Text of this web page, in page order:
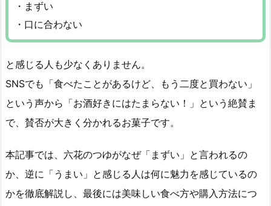
・まずい
・口に合わない
と感じる人も少なくありません。
SNSでも「食べたことがあるけど、もう二度と買わない」
という声から「お酒好きにはたまらない！」という絶賛ま
で、賛否が大きく分かれるお菓子です。
本記事では、六花のつゆがなぜ「まずい」と言われるの
か、逆に「うまい」と感じる人は何に魅力を感じているの
かを徹底解説し、最後には美味しい食べ方や購入方法につ